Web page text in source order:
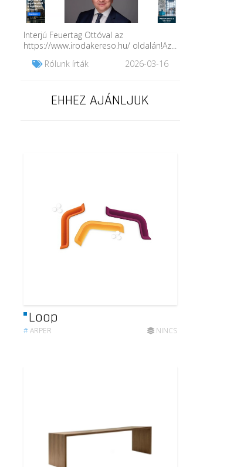
Interjú Feuertag Ottóval az
https://www.irodakereso.hu/ oldalán!Az...
Rólunk írták
2026-03-16
EHHEZ AJÁNLJUK
Loop
#ARPER NINCS